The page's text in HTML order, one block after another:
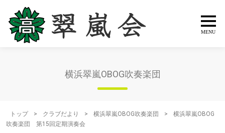
横浜翠嵐OBOG吹奏楽団
トップ > クラブだより > 横浜翠嵐OBOG吹奏楽団 >
横浜翠嵐OBOG
吹奏楽団 第15回定期演奏会